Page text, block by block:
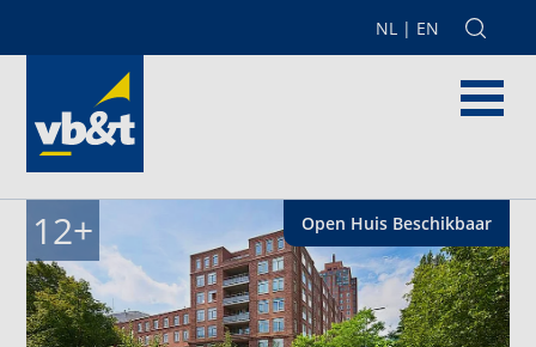
NL | EN
Open Huis Beschikbaar
12+